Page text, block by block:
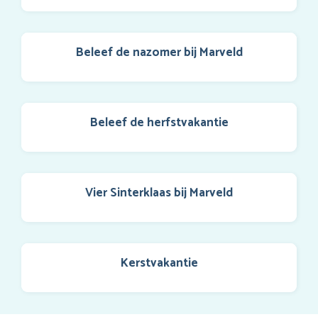
Beleef de nazomer bij Marveld
Beleef de herfstvakantie
Vier Sinterklaas bij Marveld
Kerstvakantie